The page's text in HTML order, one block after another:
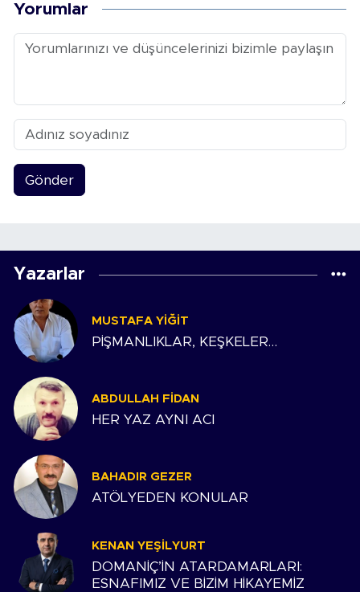
Yorumlar
Gönder
Yazarlar
MUSTAFA YIĞIT
PİŞMANLIKLAR, KEŞKELER…
ABDULLAH FIDAN
HER YAZ AYNI ACI
BAHADIR GEZER
ATÖLYEDEN KONULAR
KENAN YEŞILYURT
DOMANİÇ’İN ATARDAMARLARI:
ESNAFIMIZ VE BİZİM HİKAYEMİZ